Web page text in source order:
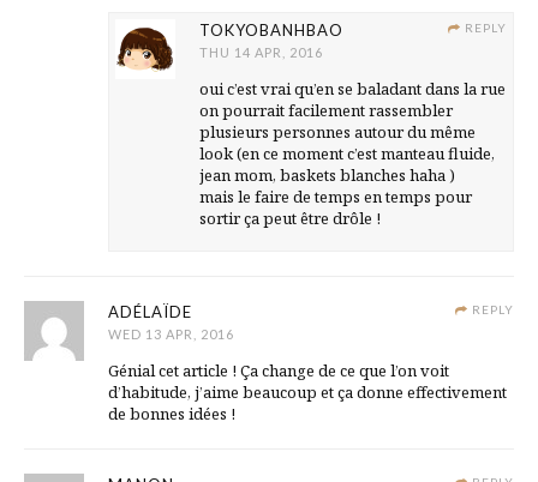
REPLY
TOKYOBANHBAO
THU 14 APR, 2016
oui c’est vrai qu’en se baladant dans la rue
on pourrait facilement rassembler
plusieurs personnes autour du même
look (en ce moment c’est manteau fluide,
jean mom, baskets blanches haha )
mais le faire de temps en temps pour
sortir ça peut être drôle !
REPLY
ADÉLAÏDE
WED 13 APR, 2016
Génial cet article ! Ça change de ce que l’on voit
d’habitude, j’aime beaucoup et ça donne effectivement
de bonnes idées !